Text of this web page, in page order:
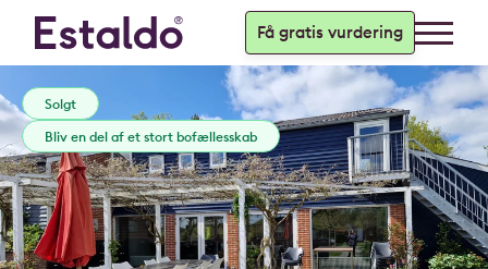
Få gratis vurdering
Solgt
Bliv en del af et stort bofællesskab